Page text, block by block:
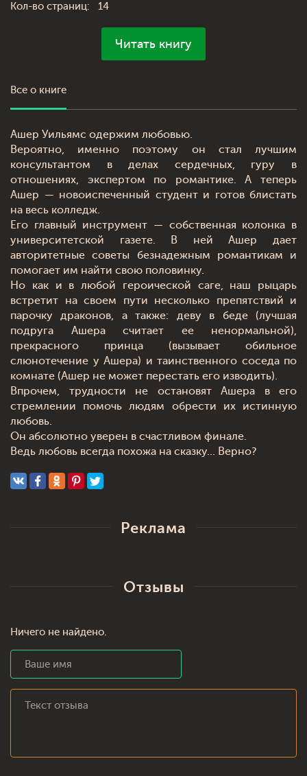
Кол-во страниц:
14
Читать книгу
Все о книге
Ашер Уильямс одержим любовью.
Вероятно, именно поэтому он стал лучшим
консультантом в делах сердечных, гуру в
отношениях, экспертом по романтике. А теперь
Ашер — новоиспеченный студент и готов блистать
на весь колледж.
Его главный инструмент — собственная колонка в
университетской газете. В ней Ашер дает
авторитетные советы безнадежным романтикам и
помогает им найти свою половинку.
Но как и в любой героической саге, наш рыцарь
встретит на своем пути несколько препятствий и
парочку драконов, а также: деву в беде (лучшая
подруга Ашера считает ее ненормальной),
прекрасного принца (вызывает обильное
слюнотечение у Ашера) и таинственного соседа по
комнате (Ашер не может перестать его изводить).
Впрочем, трудности не остановят Ашера в его
стремлении помочь людям обрести их истинную
любовь.
Он абсолютно уверен в счастливом финале.
Ведь любовь всегда похожа на сказку... Верно?
Реклама
Отзывы
Ничего не найдено.